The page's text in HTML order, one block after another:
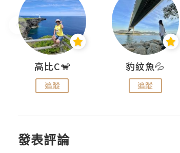
高比C🐒
追蹤
豹紋魚💦
追蹤
發表評論